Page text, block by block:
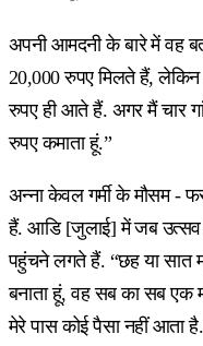
अपनी आमदनी के बारे में वह
20,000 रुपए मिलते हैं, लेकिन
रुपए ही आते हैं. अगर मैं चार
रुपए कमाता हूं.”
अन्ना केवल गर्मी के मौसम -
हैं. आडि [जुलाई] में जब उत्सव
पहुंचने लगते हैं. “छह या सात
बनाता हूं, वह सब का सब एक
मेरे पास कोई पैसा नहीं आता